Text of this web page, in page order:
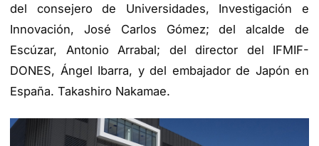
del consejero de Universidades, Investigación e
Innovación, José Carlos Gómez; del alcalde de
Escúzar, Antonio Arrabal; del director del IFMIF-
DONES, Ángel Ibarra, y del embajador de Japón en
España. Takashiro Nakamae.